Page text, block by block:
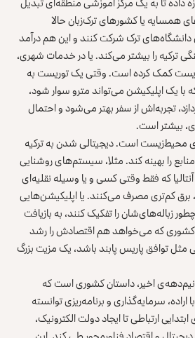
همسایه یا کشورهای ترک‌زبان حالا
دانشگاه‌های ترک شرکت کنند و این هم درآمد
ترکیه را بیشتر می‌کند. یا در خدمات شهری،
کمک کرده است. وقتی یک توریست به
با یک اپلیکیشن می‌تواند مترو سوار شود،
تجربه‌اش از سفر بهتر می‌شود و احتمال
بیشتر است.
محیط‌زیست است. دیجیتالی شدن به ترکیه
را بهینه کند. مثلا، سیستم‌های روشنایی
که فقط وقتی کسی و یا وسیله‌ نقلیه‌ای
کم‌تری مصرف می‌کنند. یا اپلیکیشن‌هایی
زباله‌های‌شان را تفکیک کنند، به بازیافت
کشوری که می‌خواهد هم اقتصادش را رشد
توافق پاریس پابند باشد، یک مزیت بزرگ
اخیر، داستان کشوری است که
سرمایه‌گذاری و برنامه‌ریزی توانسته
ارتباطی تا ایجاد دولت الکترونیک،